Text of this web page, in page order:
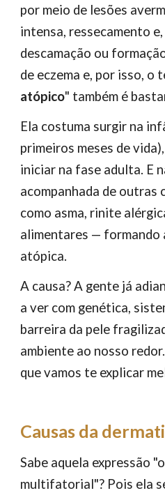
por meio de lesões
intensa, ressecamento
descamação ou
de eczema e, por isso, o
atópico" também é
Ela costuma surgir na
primeiros meses de
iniciar na fase adulta. E
acompanhada de outras
como asma, rinite
alimentares — formando
atópica.
A causa? A gente já
a ver com genética,
barreira da pele
ambiente ao nosso
que vamos te explicar
Causas da
Sabe aquela expressão
multifatorial"? Pois ela